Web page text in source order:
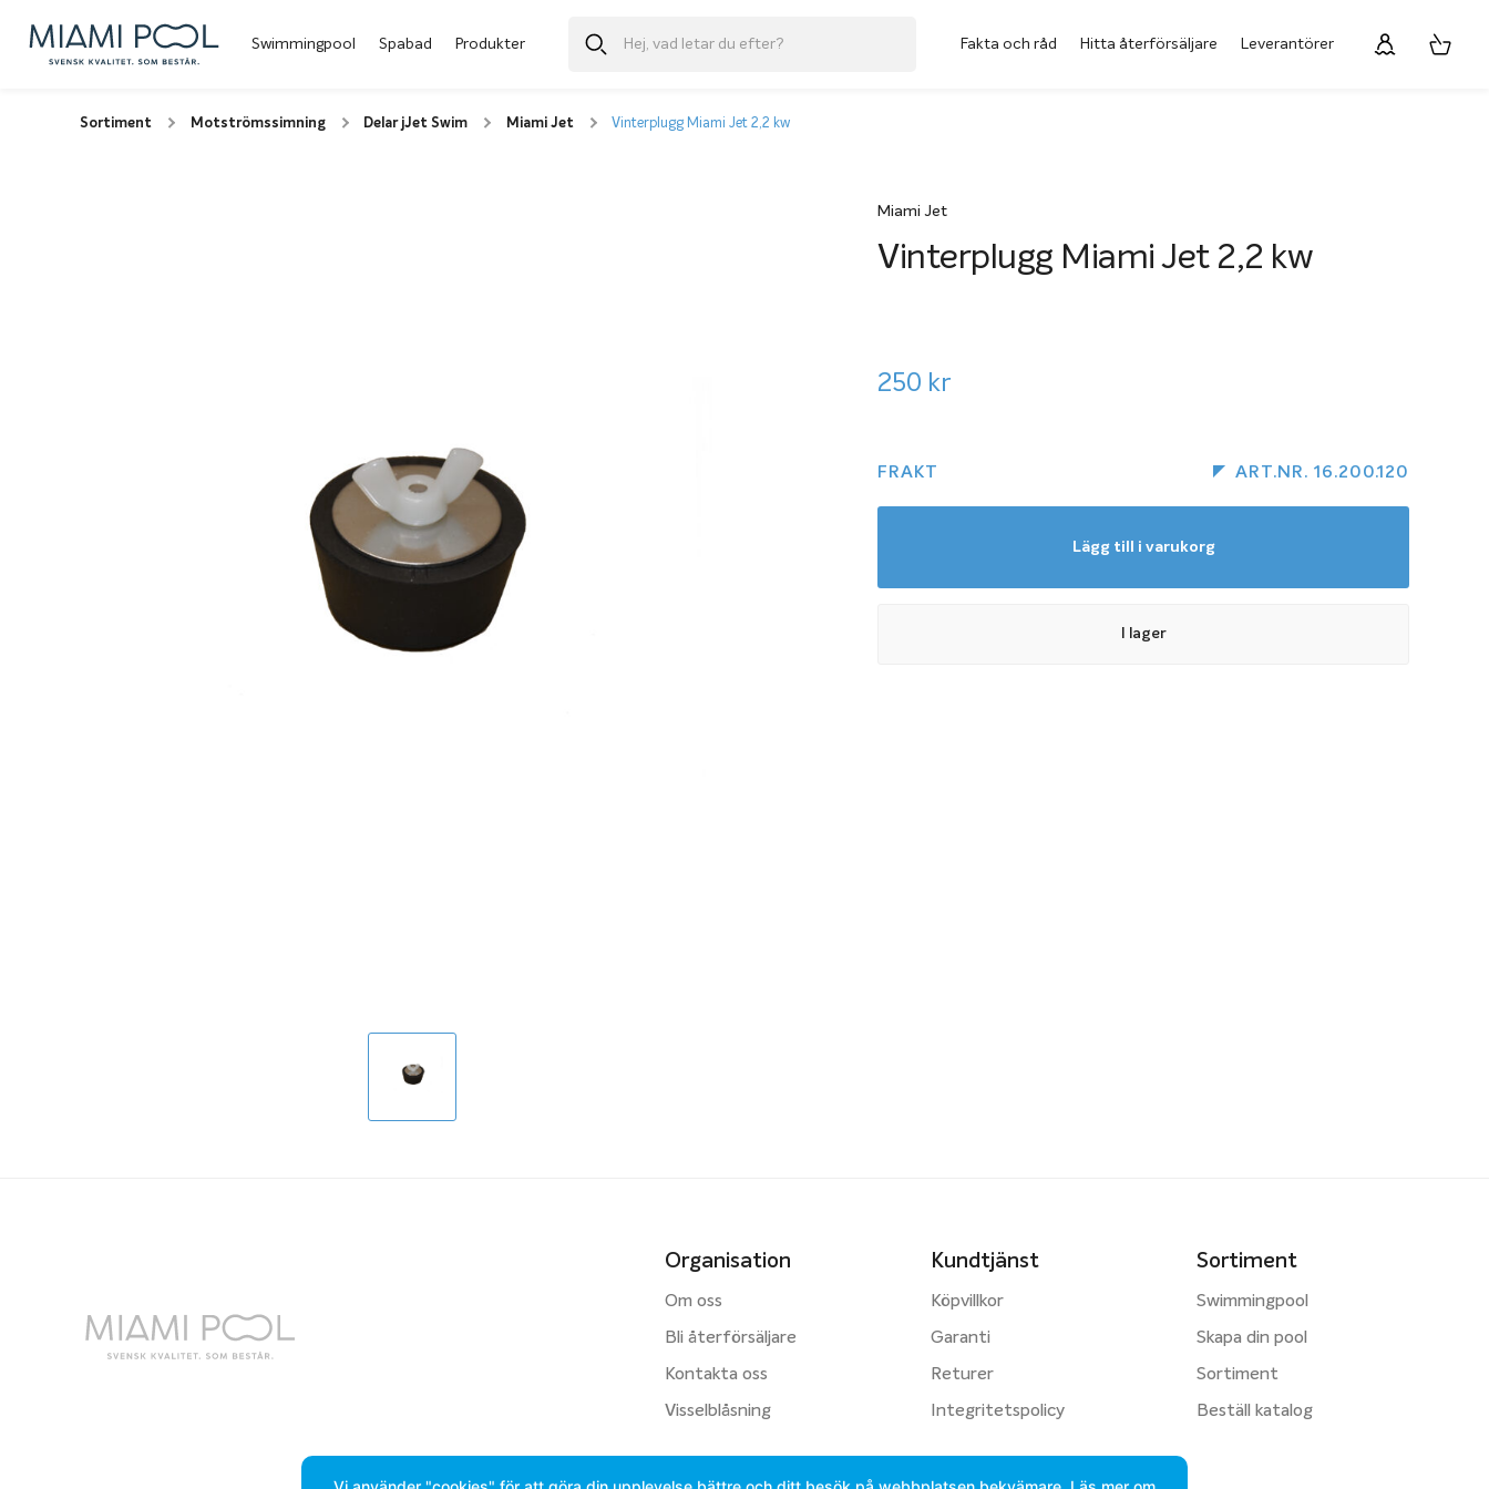
Swimmingpool Spabad Produkter Fakta och råd Hitta återförsäljare Leverantörer
Sortiment Motströmssimning Delar jJet Swim Miami Jet Vinterplugg Miami Jet 2,2 kw
Miami Jet
Vinterplugg Miami Jet 2,2 kw
250 kr
FRAKT ART.NR. 16.200.120
Lägg till i varukorg
I lager
Sortiment
Swimmingpool
Skapa din pool
Sortiment
Beställ katalog
Kundtjänst
Köpvillkor
Garanti
Returer
Integritetspolicy
Organisation
Om oss
Bli återförsäljare
Kontakta oss
Visselblåsning